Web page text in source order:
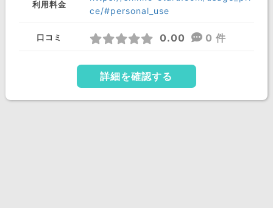
利用料金
ce/#personal_use
口コミ 0.00 0 件
詳細を確認する